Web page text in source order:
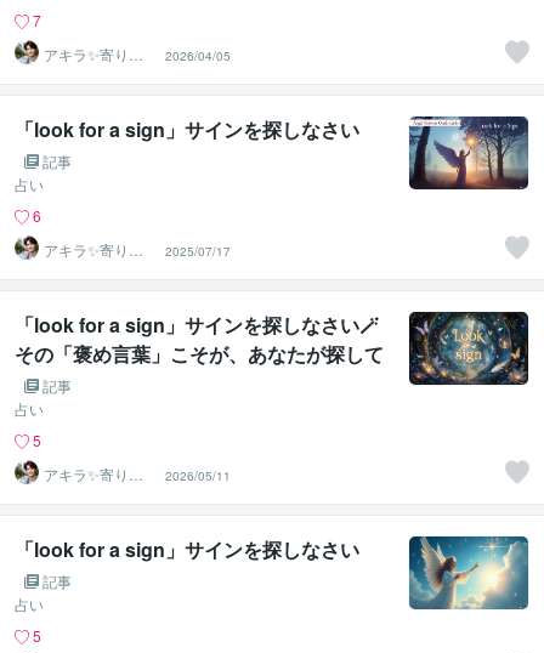
7
アキラ✨寄り添
う聴き手 迷い不
安の相談室
2026/04/05
「look for a sign」サインを探しなさい
記事
占い
6
アキラ✨寄り添
う聴き手 迷い不
安の相談室
2025/07/17
「look for a sign」サインを探しなさい🪄
その「褒め言葉」こそが、あなたが探して
いた答えです
記事
占い
5
アキラ✨寄り添
う聴き手 迷い不
安の相談室
2026/05/11
「look for a sign」サインを探しなさい
記事
占い
5